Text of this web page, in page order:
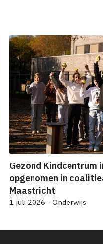
Gezond Kindcentrum
opgenomen in
Maastricht
1 juli 2026 - Onderwijs